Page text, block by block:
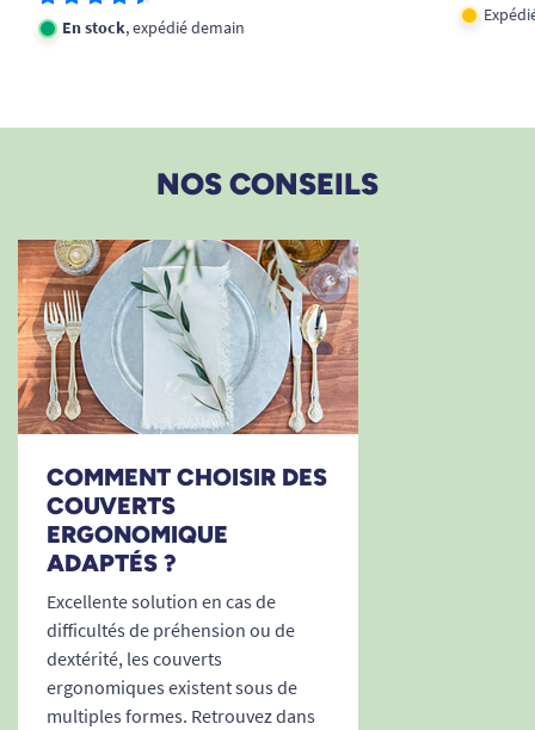
En stock, expédié demain
NOS CONSEILS
COMMENT CHOISIR DES
COUVERTS
ERGONOMIQUE
ADAPTÉS ?
Excellente solution en cas de
difficultés de préhension ou de
dextérité, les couverts
ergonomiques existent sous de
multiples formes. Retrouvez dans